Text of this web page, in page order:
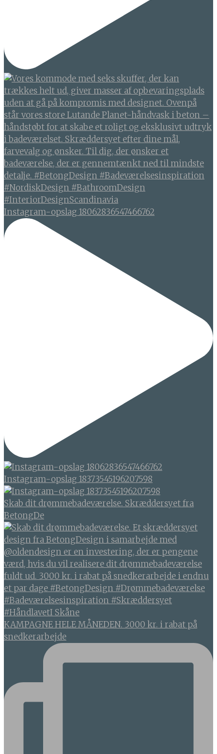
Instagram-opslag 18062836547466762
Instagram-opslag 18373545196207598
Skab dit drømmebadeværelse. Skræddersyet fra
BetongDe
KAMPAGNE HELE MÅNEDEN. 3000 kr. i rabat på
snedkerarbejde